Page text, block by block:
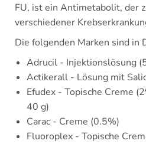
FU, ist ein Antimetabolit, der
verschiedener
Die folgenden Marken sind in
Adrucil - Injektionslösung
Actikerall - Lösung mit
Efudex - Topische Creme
40 g)
Carac - Creme (0.5%)
Fluoroplex - Topische